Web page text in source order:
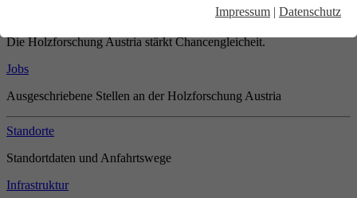
Impressum | Datenschutz
Die Holzforschung Austria stärkt Chancengleicheit.
Jobs
Ausgeschriebene Stellen an der Holzforschung Austria
Standorte
Standortdaten und Anfahrtswege
Infrastruktur